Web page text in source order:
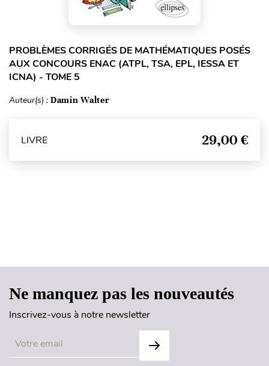
PROBLÈMES CORRIGÉS DE MATHÉMATIQUES POSÉS
AUX CONCOURS ENAC (ATPL, TSA, EPL, IESSA ET
ICNA) - TOME 5
Auteur(s) : Damin Walter
LIVRE 29,00 €
Ne manquez pas les nouveautés
Inscrivez-vous à notre newsletter